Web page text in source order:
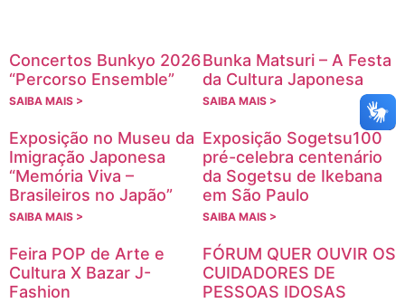
Concertos Bunkyo 2026
“Percorso Ensemble”
SAIBA MAIS >
Bunka Matsuri – A Festa
da Cultura Japonesa
SAIBA MAIS >
Exposição no Museu da
Imigração Japonesa
“Memória Viva –
Brasileiros no Japão”
SAIBA MAIS >
Exposição Sogetsu100
pré-celebra centenário
da Sogetsu de Ikebana
em São Paulo
SAIBA MAIS >
Feira POP de Arte e
Cultura X Bazar J-
Fashion
FÓRUM QUER OUVIR OS
CUIDADORES DE
PESSOAS IDOSAS